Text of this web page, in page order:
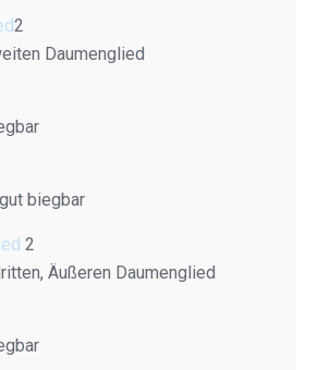
2
Daumenglied
biegbar
2
Äußeren Daumenglied